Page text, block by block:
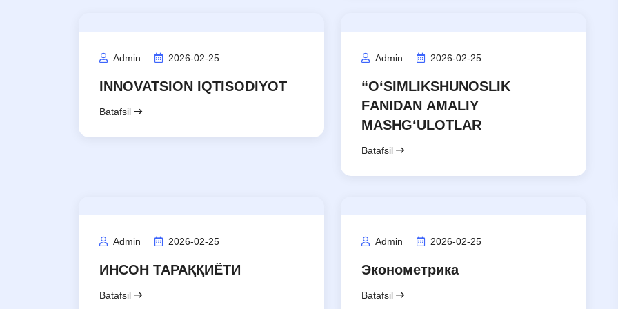
Admin 2026-02-25
INNOVATSION IQTISODIYOT
Batafsil
Admin 2026-02-25
“О‘SIMLIKSHUNОSLIK
FАNIDАN АMАLIY
MАSHG‘ULОTLАR
Batafsil
Admin 2026-02-25
ИНСОН ТАРАҚҚИЁТИ
Batafsil
Admin 2026-02-25
Эконометрика
Batafsil